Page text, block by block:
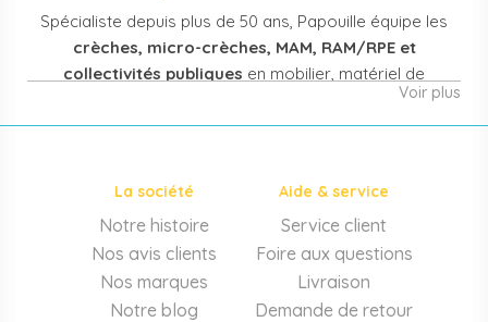
Spécialiste depuis plus de 50 ans, Papouille équipe les
crèches, micro-crèches, MAM, RAM/RPE et
collectivités publiques en mobilier, matériel de
puériculture, jouets et équipement pour structures
d'accueil de la petite enfance. Notre offre couvre
Mobilier et équipement de crèche
Lits crèche en bois, couchettes empilables, meubles à
langer sur mesure en résine antibactérienne, tables et
Voir plus
La société
Notre histoire
Nos avis clients
Nos marques
Notre blog
Aide & service
Service client
Foire aux questions
Livraison
Demande de retour